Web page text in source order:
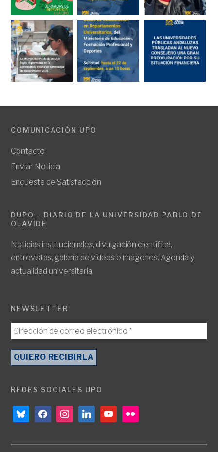
COMUNICACIÓN UPO
Contacto
Enviar Noticia
Encuesta de Satisfacción
DUPO – DIARIO DE LA UNIVERSIDAD PABLO DE
OLAVIDE
Noticias institucionales, divulgación científica,
entrevistas, galería de vídeos e imágenes. Agenda y
actualidad universitaria.
NEWSLETTER
REDES SOCIALES UPO
blueskyfacebookinstagramlinkedinyoutubeflickr